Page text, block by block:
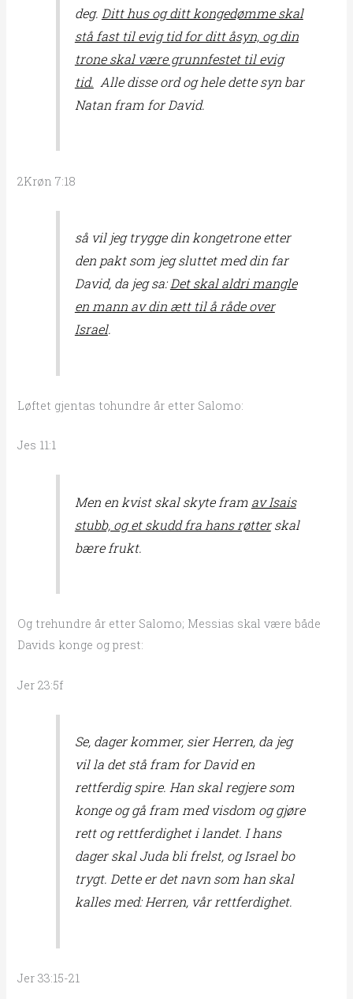
deg. Ditt hus og ditt kongedømme skal
stå fast til evig tid for ditt åsyn, og din
trone skal være grunnfestet til evig
tid. Alle disse ord og hele dette syn bar
Natan fram for David.
2Krøn 7:18
så vil jeg trygge din kongetrone etter
den pakt som jeg sluttet med din far
David, da jeg sa: Det skal aldri mangle
en mann av din ætt til å råde over
Israel.
Løftet gjentas tohundre år etter Salomo:
Jes 11:1
Men en kvist skal skyte fram av Isais
stubb, og et skudd fra hans røtterskal
bære frukt.
Og trehundre år etter Salomo; Messias skal være både
Davids konge og prest:
Jer 23:5f
Se, dager kommer, sier Herren, da jeg
vil la det stå fram for David en
rettferdig spire. Han skal regjere som
konge og gå fram med visdom og gjøre
rett og rettferdighet i landet. I hans
dager skal Juda bli frelst, og Israel bo
trygt. Dette er det navn som han skal
kalles med: Herren, vår rettferdighet.
Jer 33:15-21